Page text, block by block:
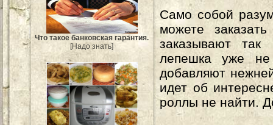
Что такое банковская гарантия.
[Надо знать]
Само собой
можете
заказывают
лепешка уже не
добавляют
идет об
роллы не найти.